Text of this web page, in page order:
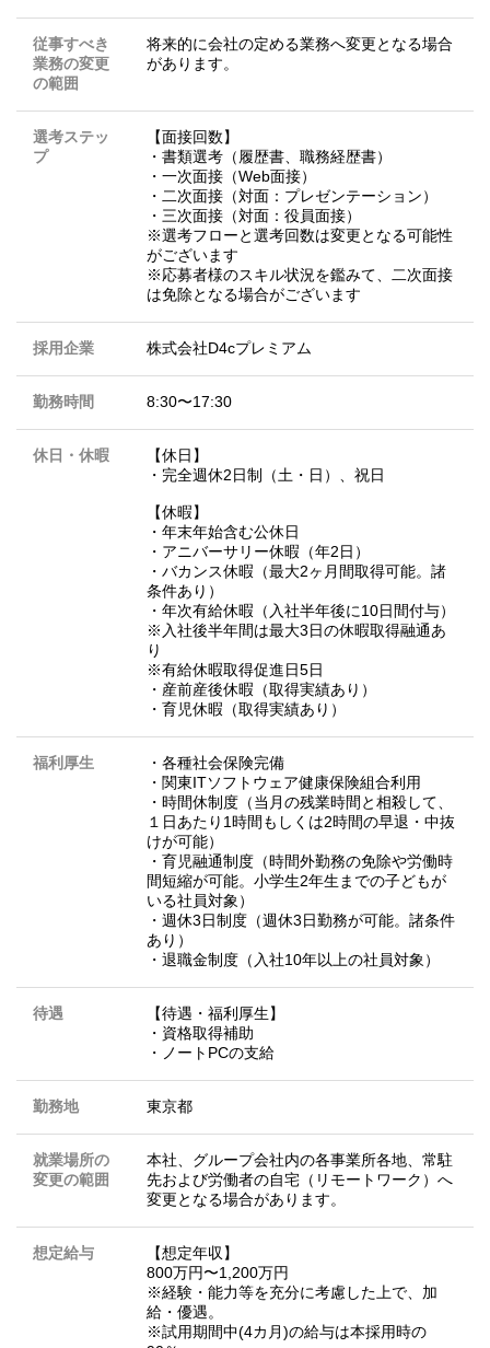
従事すべき
業務の変更
の範囲
将来的に会社の定める業務へ変更となる場合
があります。
選考ステッ
プ
【面接回数】
・書類選考（履歴書、職務経歴書）
・一次面接（Web面接）
・二次面接（対面：プレゼンテーション）
・三次面接（対面：役員面接）
※選考フローと選考回数は変更となる可能性
がございます
※応募者様のスキル状況を鑑みて、二次面接
は免除となる場合がございます
採用企業 株式会社D4cプレミアム
勤務時間 8:30〜17:30
休日・休暇
【休日】
・完全週休2日制（土・日）、祝日
【休暇】
・年末年始含む公休日
・アニバーサリー休暇（年2日）
・バカンス休暇（最大2ヶ月間取得可能。諸
条件あり）
・年次有給休暇（入社半年後に10日間付与）
※入社後半年間は最大3日の休暇取得融通あ
り
※有給休暇取得促進日5日
・産前産後休暇（取得実績あり）
・育児休暇（取得実績あり）
福利厚生
・各種社会保険完備
・関東ITソフトウェア健康保険組合利用
・時間休制度（当月の残業時間と相殺して、
１日あたり1時間もしくは2時間の早退・中抜
けが可能）
・育児融通制度（時間外勤務の免除や労働時
間短縮が可能。小学生2年生までの子どもが
いる社員対象）
・週休3日制度（週休3日勤務が可能。諸条件
あり）
・退職金制度（入社10年以上の社員対象）
待遇
【待遇・福利厚生】
・資格取得補助
・ノートPCの支給
勤務地 東京都
就業場所の
変更の範囲
本社、グループ会社内の各事業所各地、常駐
先および労働者の自宅（リモートワーク）へ
変更となる場合があります。
想定給与
【想定年収】
800万円〜1,200万円
※経験・能力等を充分に考慮した上で、加
給・優遇。
※試用期間中(4カ月)の給与は本採用時の